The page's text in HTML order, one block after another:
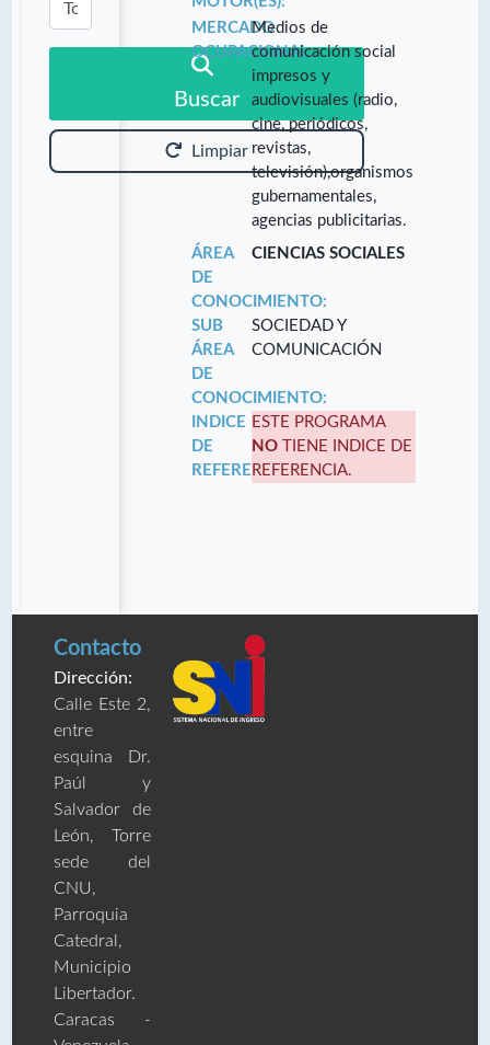
Buscar
Limpiar
MERCADO
OCUPACIONAL:
Medios de
comunicación social
impresos y
audiovisuales (radio,
cine, periódicos,
revistas,
televisión),organismos
gubernamentales,
agencias publicitarias.
ÁREA
DE
CONOCIMIENTO:
CIENCIAS SOCIALES
SUB
ÁREA
DE
CONOCIMIENTO:
SOCIEDAD Y
COMUNICACIÓN
INDICE
DE
REFERENCIA:
ESTE PROGRAMA
NO TIENE INDICE DE
REFERENCIA.
Contacto
Dirección:
Calle Este 2,
entre
esquina Dr.
Paúl y
Salvador de
León, Torre
sede del
CNU,
Parroquia
Catedral,
Municipio
Libertador.
Caracas -